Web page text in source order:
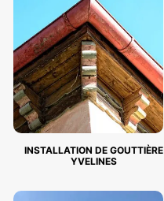
INSTALLATION DE GOUTTIÈRE
YVELINES